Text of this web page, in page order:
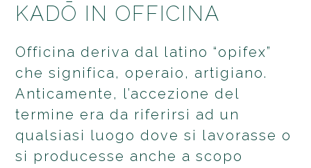
KADŌ IN OFFICINA
Officina deriva dal latino “opifex”
che significa, operaio, artigiano.
Anticamente, l’accezione del
termine era da riferirsi ad un
qualsiasi luogo dove si lavorasse o
si producesse anche a scopo